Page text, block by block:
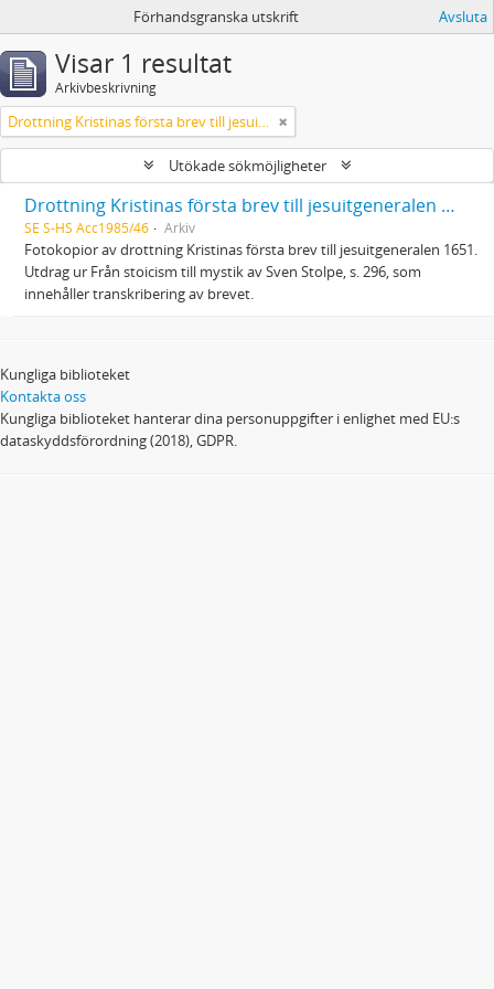
Förhandsgranska utskrift Avsluta
Visar 1 resultat
Arkivbeskrivning
Drottning Kristinas första brev till jesuitgeneralen 1651
Utökade sökmöjligheter
Drottning Kristinas första brev till jesuitgeneralen 1651
SE S-HS Acc1985/46 Arkiv
Fotokopior av drottning Kristinas första brev till jesuitgeneralen 1651.
Utdrag ur Från stoicism till mystik av Sven Stolpe, s. 296, som
innehåller transkribering av brevet.
Kungliga biblioteket
Kontakta oss
Kungliga biblioteket hanterar dina personuppgifter i enlighet med EU:s
dataskyddsförordning (2018), GDPR.